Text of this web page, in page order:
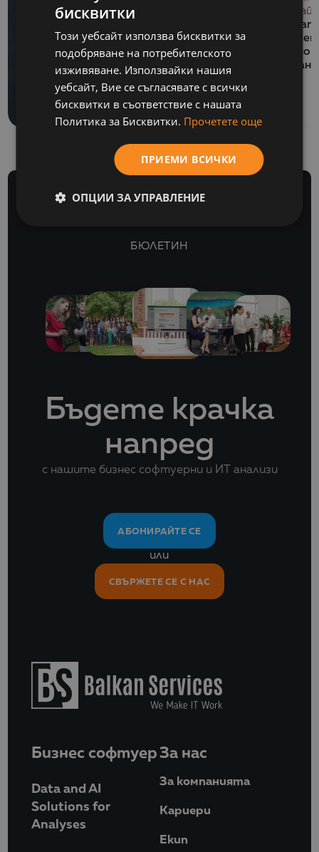
06 Юли 2026
Как се подготвя SAF-
T файл за подаване
към НАП?
13 Май
БЮЛЕТИН
Бъдете крачка
напред
с нашите бизнес софтуерни и ИТ анализи
АБОНИРАЙТЕ СЕ
или
СВЪРЖЕТЕ СЕ С НАС
Бизнес софтуер
Data and AI
Solutions for
Analyses
За нас
За компанията
Кариери
Eкип
ENGLISH
бисквитки
Този уебсайт използва бисквитки за
подобряване на потребителското
изживяване. Използвайки нашия
уебсайт, Вие се съгласявате с всички
бисквитки в съответствие с нашата
Политика за Бисквитки. Прочетете още
ПРИЕМИ ВСИЧКИ
ОПЦИИ ЗА УПРАВЛЕНИЕ